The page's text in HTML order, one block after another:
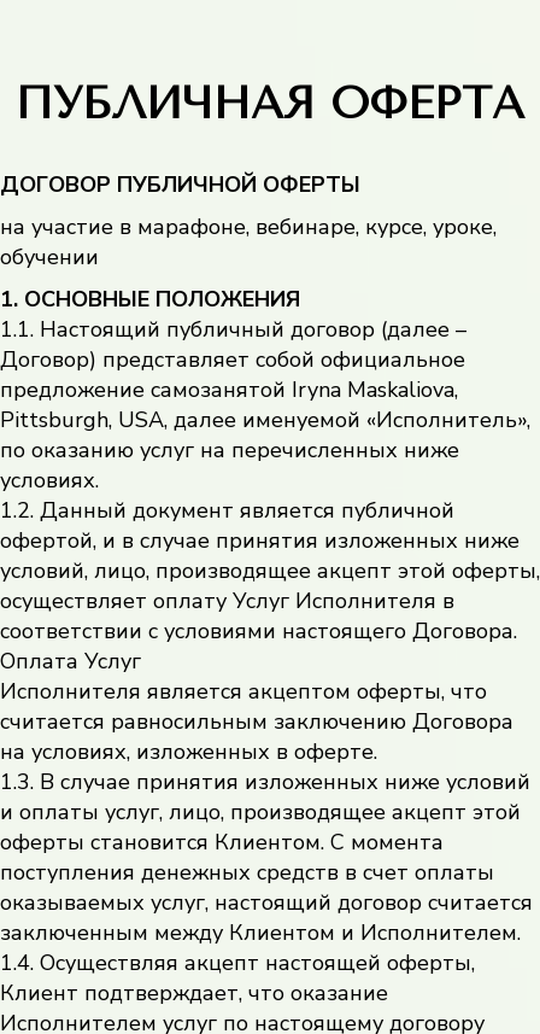
ПУБЛИЧНАЯ ОФЕРТА
ДОГОВОР ПУБЛИЧНОЙ ОФЕРТЫ
на участие в марафоне, вебинаре, курсе, уроке,
обучении
1. ОСНОВНЫЕ ПОЛОЖЕНИЯ
1.1. Настоящий публичный договор (далее –
Договор) представляет собой официальное
предложение самозанятой Iryna Maskaliova,
Pittsburgh, USA, далее именуемой «Исполнитель»,
по оказанию услуг на перечисленных ниже
условиях.
1.2. Данный документ является публичной
офертой, и в случае принятия изложенных ниже
условий, лицо, производящее акцепт этой оферты,
осуществляет оплату Услуг Исполнителя в
соответствии с условиями настоящего Договора.
Оплата Услуг
Исполнителя является акцептом оферты, что
считается равносильным заключению Договора
на условиях, изложенных в оферте.
1.3. В случае принятия изложенных ниже условий
и оплаты услуг, лицо, производящее акцепт этой
оферты становится Клиентом. С момента
поступления денежных средств в счет оплаты
оказываемых услуг, настоящий договор считается
заключенным между Клиентом и Исполнителем.
1.4. Осуществляя акцепт настоящей оферты,
Клиент подтверждает, что оказание
Исполнителем услуг по настоящему договору